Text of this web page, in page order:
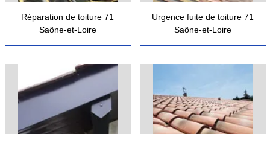
Réparation de toiture 71
Saône-et-Loire
Urgence fuite de toiture 71
Saône-et-Loire